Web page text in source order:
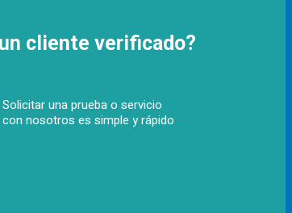
cliente verificado?
Solicitar una prueba o servicio
con nosotros es simple y rápido